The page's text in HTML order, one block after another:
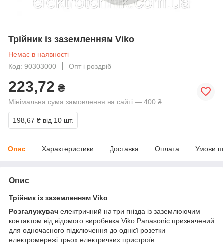
Трійник із заземленням Viko
Немає в наявності
Код: 90303000
Опт і роздріб
223,72 ₴
Мінімальна сума замовлення на сайті — 400 ₴
198,67 ₴ від 10 шт.
Опис Характеристики Доставка Оплата Умови
Опис
Трійник із заземленням Viko
Розгалужувач електричний на три гнізда із заземлюючим
контактом від відомого виробника Viko Panasonic призначений
для одночасного підключення до однієї розетки
електромережі трьох електричних пристроїв.